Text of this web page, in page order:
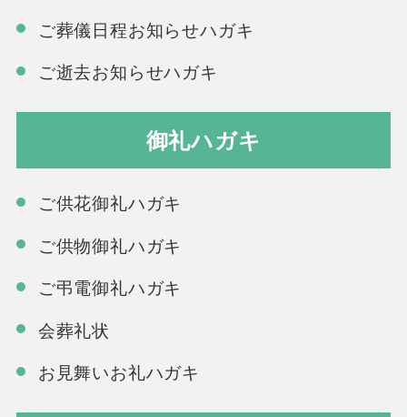
ご葬儀日程お知らせハガキ
ご逝去お知らせハガキ
御礼ハガキ
ご供花御礼ハガキ
ご供物御礼ハガキ
ご弔電御礼ハガキ
会葬礼状
お見舞いお礼ハガキ